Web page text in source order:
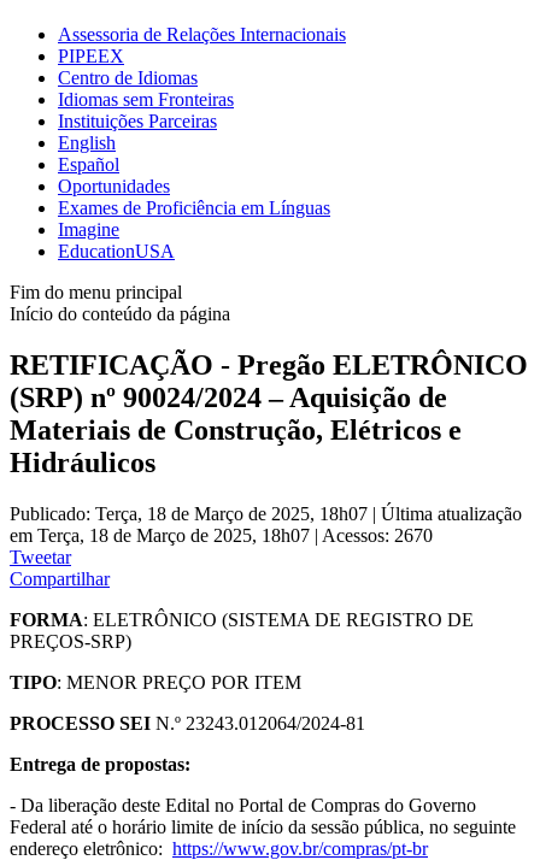
Assessoria de Relações Internacionais
PIPEEX
Centro de Idiomas
Idiomas sem Fronteiras
Instituições Parceiras
English
Español
Oportunidades
Exames de Proficiência em Línguas
Imagine
EducationUSA
Fim do menu principal
Início do conteúdo da página
RETIFICAÇÃO - Pregão ELETRÔNICO
(SRP) nº 90024/2024 – Aquisição de
Materiais de Construção, Elétricos e
Hidráulicos
Publicado: Terça, 18 de Março de 2025, 18h07 | Última atualização
em Terça, 18 de Março de 2025, 18h07 | Acessos: 2670
Tweetar
Compartilhar
FORMA: ELETRÔNICO (SISTEMA DE REGISTRO DE
PREÇOS-SRP)
TIPO: MENOR PREÇO POR ITEM
PROCESSO SEI N.º 23243.012064/2024-81
Entrega de propostas:
- Da liberação deste Edital no Portal de Compras do Governo
Federal até o horário limite de início da sessão pública, no seguinte
endereço eletrônico: https://www.gov.br/compras/pt-br